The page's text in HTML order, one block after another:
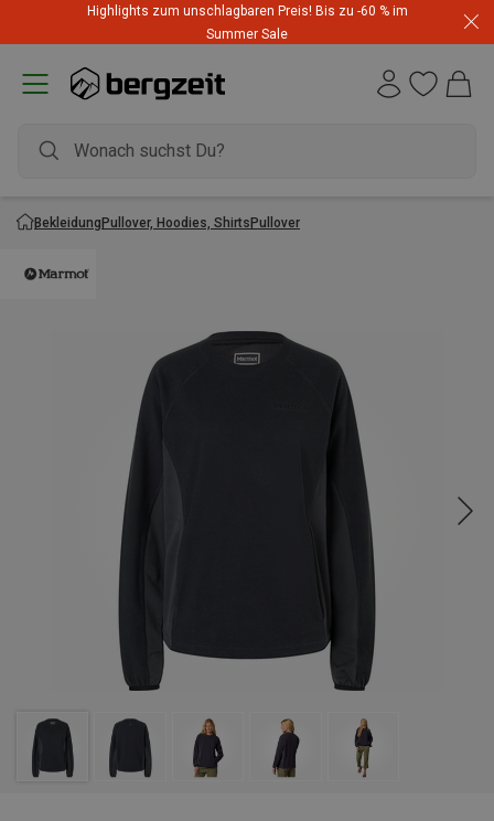
Highlights zum unschlagbaren Preis! Bis zu -60 % im
Summer Sale
BekleidungPullover, Hoodies, ShirtsPullover